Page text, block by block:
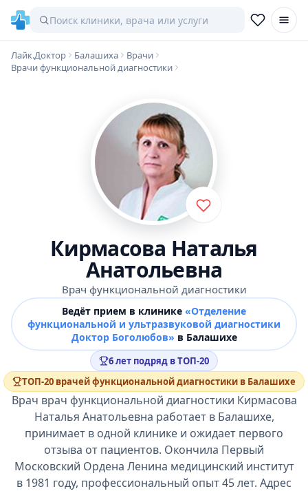
Лайк.Доктор Балашиха
Врачи
Врачи функциональной диагностики
Кирмасова Наталья
Анатольевна
Врач функциональной диагностики
Ведёт прием в клинике «Отделение
функциональной и ультразвуковой диагностики
Доктор Боголюбов» в Балашихе
6 лет подряд в ТОП-20
ТОП-20 врачей функциональной диагностики в Балашихе
Врач врач функциональной диагностики Кирмасова
Наталья Анатольевна работает в Балашихе,
принимает в одной клинике и ожидает первого
отзыва от пациентов. Окончила Первый
Московский Ордена Ленина медицинский институт
в 1981 году, профессиональный опыт 45 лет. Адрес